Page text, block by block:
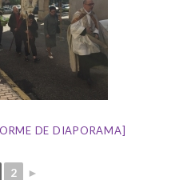
DE DIAPORAMA]
2 ►